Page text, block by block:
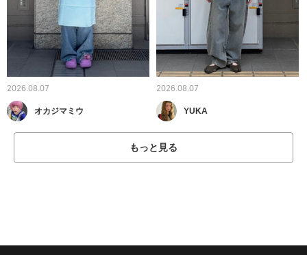
2026.08.07
オカジマミウ
2026.08.07
YUKA
もっと見る